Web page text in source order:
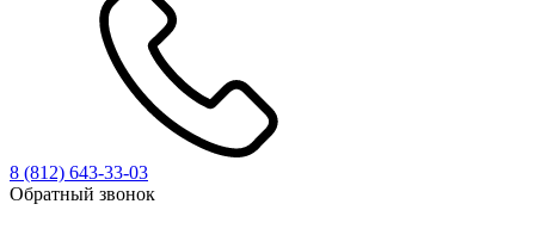
8 (812) 643-33-03
Обратный звонок